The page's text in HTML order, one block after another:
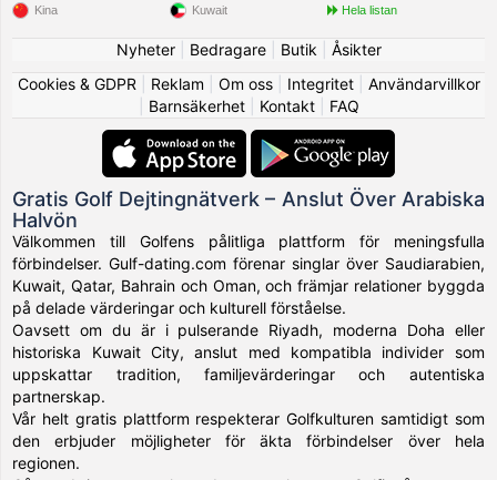
Kina Kuwait Hela listan
Nyheter| Bedragare| Butik
Åsikter
Cookies & GDPR
Reklam Om oss| Integritet| Användarvillkor
Barnsäkerhet| Kontakt| FAQ
Gratis Golf Dejtingnätverk – Anslut Över Arabiska
Halvön
Välkommen till Golfens pålitliga plattform för meningsfulla
förbindelser. Gulf-dating.com förenar singlar över Saudiarabien,
Kuwait, Qatar, Bahrain och Oman, och främjar relationer byggda
på delade värderingar och kulturell förståelse.
Oavsett om du är i pulserande Riyadh, moderna Doha eller
historiska Kuwait City, anslut med kompatibla individer som
uppskattar tradition, familjevärderingar och autentiska
partnerskap.
Vår helt gratis plattform respekterar Golfkulturen samtidigt som
den erbjuder möjligheter för äkta förbindelser över hela
regionen.